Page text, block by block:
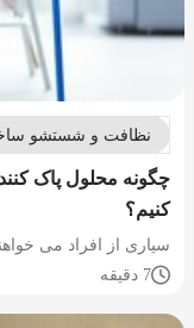
نظافت و شستشو
چگونه محلول پاک
کنیم؟
سیاری از افراد می
7 دقیقه